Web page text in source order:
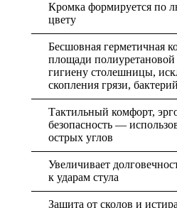
Кромка формируется по
цвету
Бесшовная герметичная
площади полиуретановой
гигиену столешницы,
скопления грязи,
Тактильный комфорт,
безопасность —
острых углов
Увеличивает
к ударам стула
Защита от сколов и